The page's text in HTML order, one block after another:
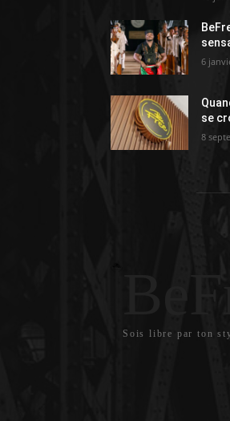
6
se
8
Sois libre par ton